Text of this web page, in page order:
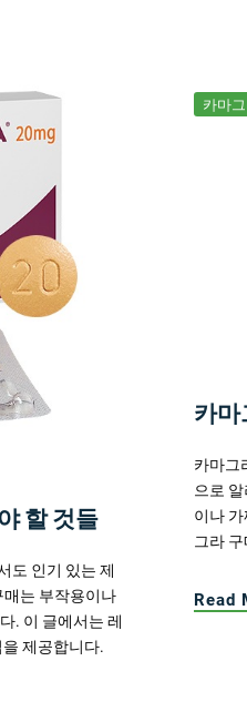
할 것들
도 인기 있는 제
매는 부작용이나
. 이 글에서는 레
제공합니다.
카마
카마
카마그
으로
이나
그라
Read